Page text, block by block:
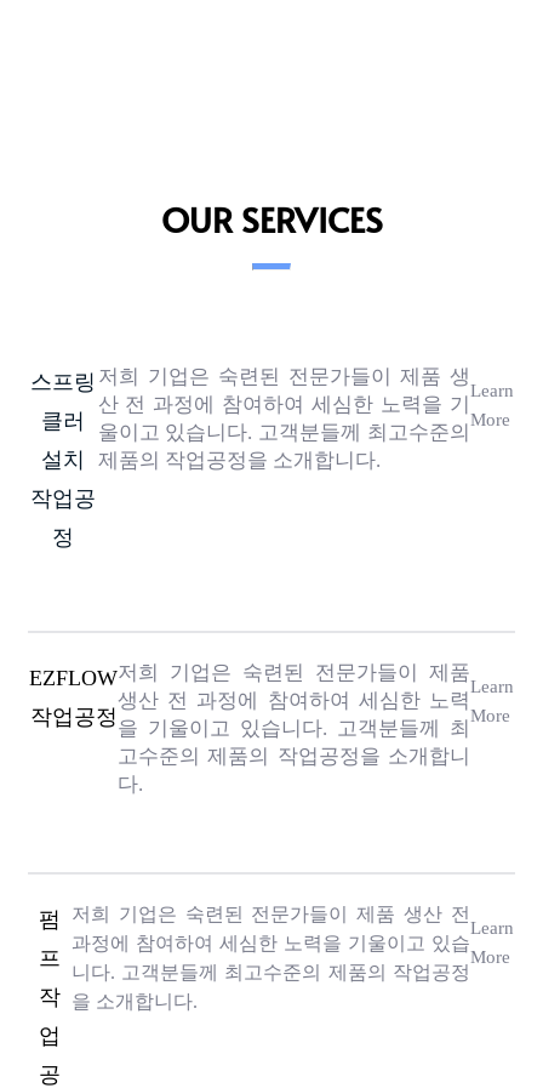
OUR SERVICES
스프링
클러
설치
작업공
정
저희 기업은 숙련된 전문가들이 제품 생
산 전 과정에 참여하여 세심한 노력을 기
울이고 있습니다. 고객분들께 최고수준의
제품의 작업공정을 소개합니다.
Learn
More
EZFLOW
작업공정
저희 기업은 숙련된 전문가들이 제품
생산 전 과정에 참여하여 세심한 노력
을 기울이고 있습니다. 고객분들께 최
고수준의 제품의 작업공정을 소개합니
다.
Learn
More
펌
프
작
업
공
저희 기업은 숙련된 전문가들이 제품 생산 전
과정에 참여하여 세심한 노력을 기울이고 있습
니다. 고객분들께 최고수준의 제품의 작업공정
을 소개합니다.
Learn
More